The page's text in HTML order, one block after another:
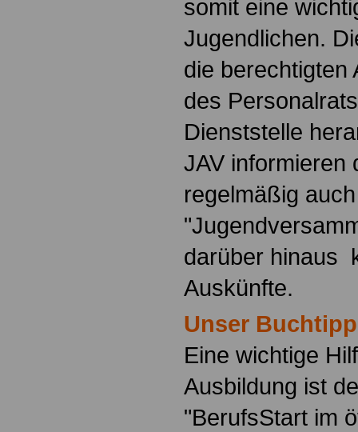
somit eine
Jugendlichen.
die berechtigten
des
Dienststelle
JAV informieren
regelmäßig
darüber hinaus
Auskünfte.
Unser Buchtipp
Eine wichtige
Ausbildung ist
"BerufsStart im